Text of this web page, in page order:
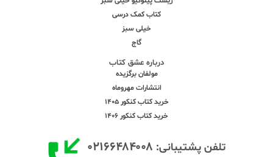
کتاب کمک درسی
خیلی سبز
گاج
درباره عشق کتاب
مولفان برگزیده
انتشارات مهروماه
خرید کتاب کنکور 1405
خرید کتاب کنکور 1406
تلفن پشتیبانی: ۰۲۱۶۶۴۸۴۰۰۸